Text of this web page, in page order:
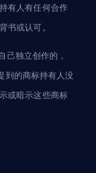
有人有任何合作
书或认可。
己独立创作的，
到的商标持有人没
或暗示这些商标